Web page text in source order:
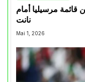
قائمة مرسيليا أمام
نانت
Mai 1, 2026